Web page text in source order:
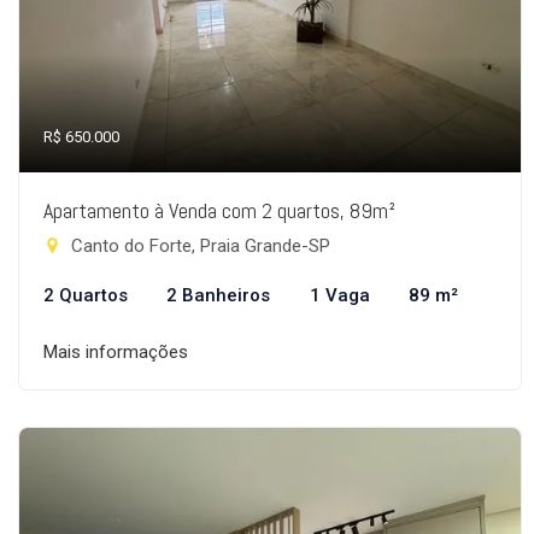
R$ 650.000
Apartamento à Venda com 2 quartos, 89m²
Canto do Forte, Praia Grande-SP
2 Quartos 2 Banheiros 1 Vaga 89 m²
Mais informações